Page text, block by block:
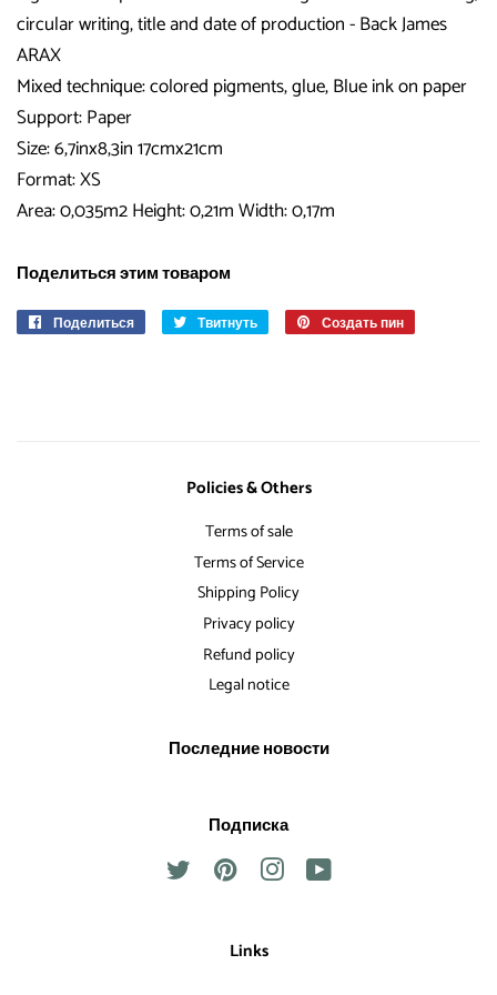
circular writing, title and date of production - Back James
ARAX
Mixed technique: colored pigments, glue, Blue ink on paper
Support: Paper
Size: 6,7inx8,3in 17cmx21cm
Format: XS
Area: 0,035m2 Height: 0,21m Width: 0,17m
Поделиться этим товаром
Поделиться
ПоделитьсяТвитнуть
ОпубликоватьСоздать пин
Policies & Others
Terms of sale
Terms of Service
Shipping Policy
Privacy policy
Refund policy
Legal notice
Последние новости
Подписка
TwitterPinterestInstagramYouTube
Links